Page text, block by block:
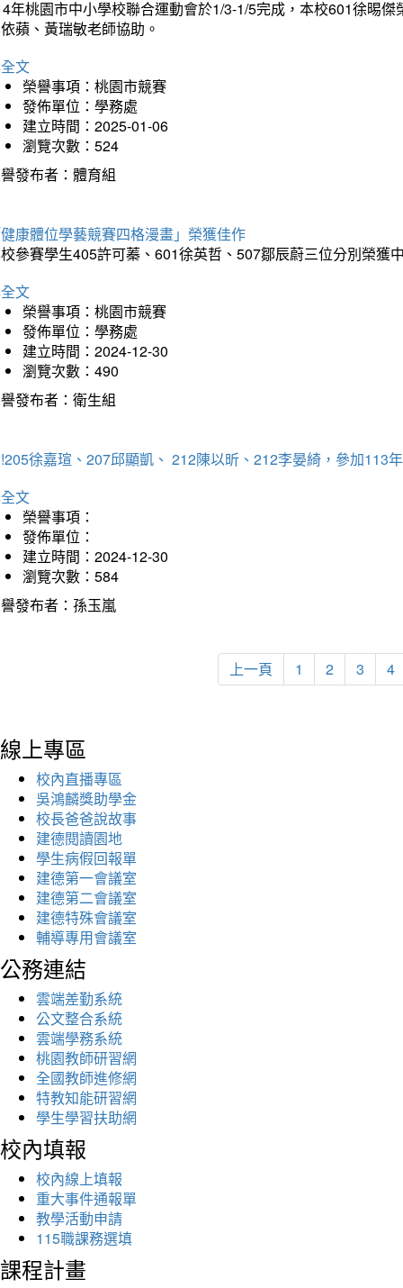
年桃園市中小學校聯合運動會於1/3-1/5完成，本校601徐晹
蘋、黃瑞敏老師協助。
文
榮譽事項：桃園市競賽
發佈單位：學務處
建立時間：2025-01-06
瀏覽次數：524
發布者：體育組
康體位學藝競賽四格漫畫」榮獲佳作
參賽學生405許可蓁、601徐英哲、507鄒辰蔚三位分別榮獲
文
榮譽事項：桃園市競賽
發佈單位：學務處
建立時間：2024-12-30
瀏覽次數：490
發布者：衛生組
徐嘉瑄、207邱顯凱、 212陳以昕、212李晏綺，參加113
文
榮譽事項：
發佈單位：
建立時間：2024-12-30
瀏覽次數：584
發布者：孫玉嵐
上一頁 1 2 3 4
線上專區
校內直播專區
吳鴻麟獎助學金
校長爸爸說故事
建德閱讀園地
學生病假回報單
建德第一會議室
建德第二會議室
建德特殊會議室
輔導專用會議室
公務連結
雲端差勤系統
公文整合系統
雲端學務系統
桃園教師研習網
全國教師進修網
特教知能研習網
學生學習扶助網
校內填報
校內線上填報
重大事件通報單
教學活動申請
115職課務選填
課程計畫